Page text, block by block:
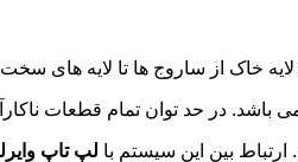
در حد توان تمام قطعات
لپ تاپ